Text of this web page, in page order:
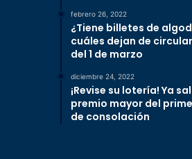
febrero 26, 2022
¿Tiene billetes de
cuáles dejan de
del 1 de marzo
diciembre 24, 2022
¡Revise su lotería! Ya
premio mayor del
de consolación